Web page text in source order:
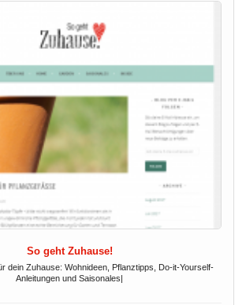
So geht Zuhause!
dein Zuhause: Wohnideen, Pflanztipps, Do-it-Yourself-
Anleitungen und Saisonales|